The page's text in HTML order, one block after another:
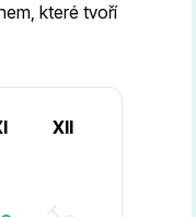
které tvoří
XII